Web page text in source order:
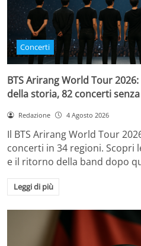
Concerti
BTS Arirang World Tour
della storia, 82 concerti senza
Redazione 4 Agosto 2026
Il BTS Arirang World Tour
concerti in 34 regioni. Scopri
e il ritorno della band dopo
Leggi di più